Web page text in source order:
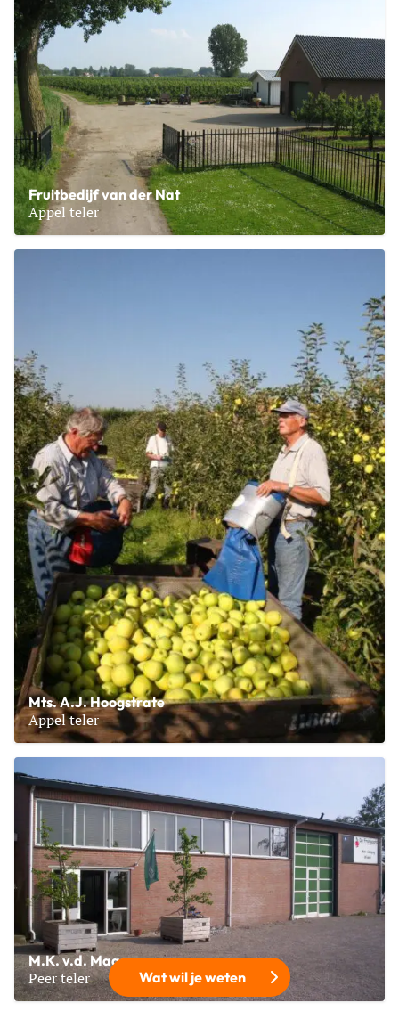
Wat wil je weten
Fruitbedijf van der Nat
Appel teler
Mts. A.J. Hoogstrate
Appel teler
Lees meer over Mts. A.J. Hoogstrate
M.K. v.d. Maas
Peer teler